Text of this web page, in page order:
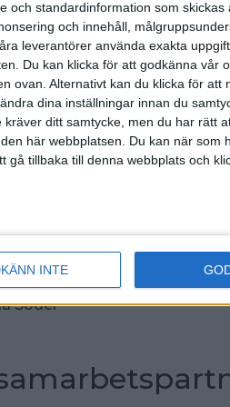
och standardinformation som skickas
och innehåll,
leverantörer använda exakta
Du kan klicka för att godkänna vår
ovan. Alternativt kan du klicka för att
dina inställningar innan du
ditt samtycke, men du har rätt
här webbplatsen. Du kan när som
tillbaka till denna webbplats och
INTE
1502 p
BK
2902
BK
Söder